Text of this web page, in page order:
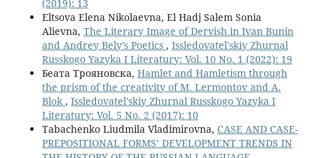
(2019): 13
Eltsova Elena Nikolaevna, El Hadj Salem Sonia
Alievna, The Literary Image of Dervish in Ivan Bunin
and Andrey Bely’s Poetics , Issledovatel'skiy Zhurnal
Russkogo Yazyka I Literatury: Vol. 10 No. 1 (2022): 19
Беата Трояновска, Hamlet and Hamletism through
the prism of the creativity of M. Lermontov and A.
Blok , Issledovatel'skiy Zhurnal Russkogo Yazyka I
Literatury: Vol. 5 No. 2 (2017): 10
Tabachenko Liudmila Vladimirovna, CASE AND CASE-
PREPOSITIONAL FORMS’ DEVELOPMENT TRENDS IN